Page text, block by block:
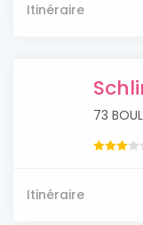
Itinéraire
73
Itinéraire